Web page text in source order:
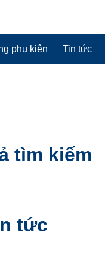
phụ kiện Tin tức
tìm kiếm
tức